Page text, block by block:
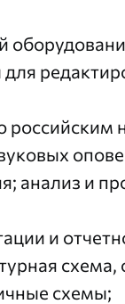
анализ и
и
схема,
схемы;